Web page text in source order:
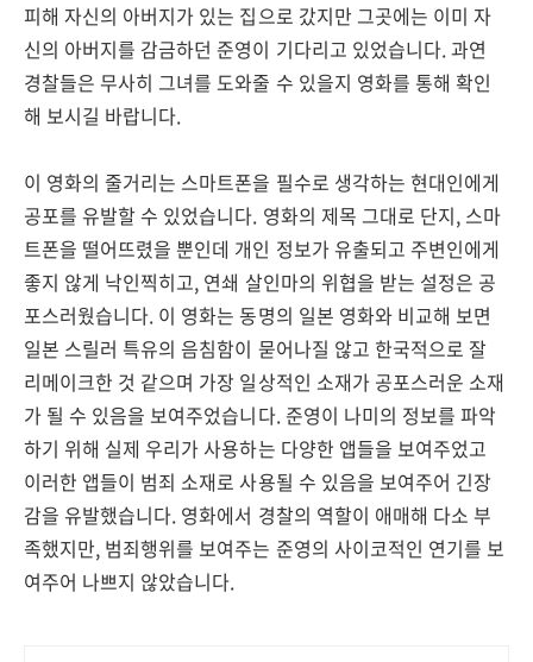
피해 자신의 아버지가 있는 집으로 갔지만 그곳에는 이미 자
신의 아버지를 감금하던 준영이 기다리고 있었습니다. 과연
경찰들은 무사히 그녀를 도와줄 수 있을지 영화를 통해 확인
해 보시길 바랍니다.
이 영화의 줄거리는 스마트폰을 필수로 생각하는 현대인에게
공포를 유발할 수 있었습니다. 영화의 제목 그대로 단지, 스마
트폰을 떨어뜨렸을 뿐인데 개인 정보가 유출되고 주변인에게
좋지 않게 낙인찍히고, 연쇄 살인마의 위협을 받는 설정은 공
포스러웠습니다. 이 영화는 동명의 일본 영화와 비교해 보면
일본 스릴러 특유의 음침함이 묻어나질 않고 한국적으로 잘
리메이크한 것 같으며 가장 일상적인 소재가 공포스러운 소재
가 될 수 있음을 보여주었습니다. 준영이 나미의 정보를 파악
하기 위해 실제 우리가 사용하는 다양한 앱들을 보여주었고
이러한 앱들이 범죄 소재로 사용될 수 있음을 보여주어 긴장
감을 유발했습니다. 영화에서 경찰의 역할이 애매해 다소 부
족했지만, 범죄행위를 보여주는 준영의 사이코적인 연기를 보
여주어 나쁘지 않았습니다.